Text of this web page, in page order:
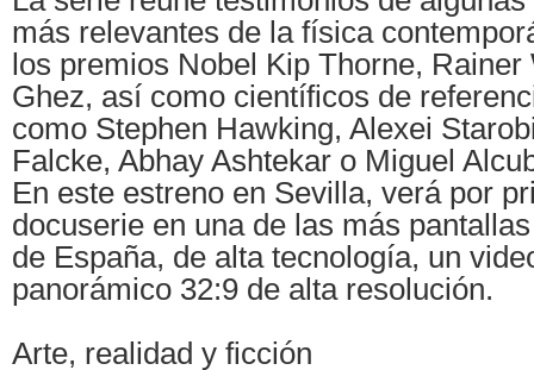
más relevantes de la física
los premios Nobel Kip Thorne,
Ghez, así como científicos de
como Stephen Hawking, Alexei
Falcke, Abhay Ashtekar o Miguel
En este estreno en Sevilla, verá por
docuserie en una de las más
de España, de alta tecnología, un
panorámico 32:9 de alta resolución.
Arte, realidad y ficción